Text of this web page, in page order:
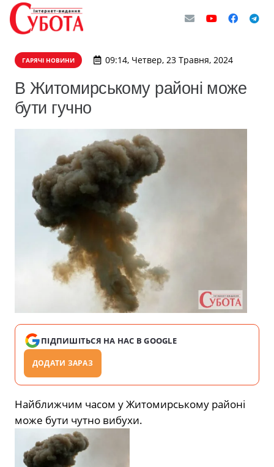
ГАРЯЧІ НОВИНИ 09:14, Четвер, 23 Травня, 2024
В Житомирському районі може
бути гучно
ПІДПИШІТЬСЯ НА НАС В GOOGLE
ДОДАТИ ЗАРАЗ
Найближчим часом у Житомирському районі
може бути чутно вибухи.